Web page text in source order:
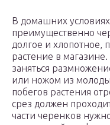
В домашних
преимущественно
долгое и хлопотное,
растение в
заняться
или ножом из
побегов растения
срез должен
части черенков